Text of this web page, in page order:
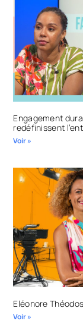
Engagement
redéfinissent
Voir »
Eléonore
Voir »